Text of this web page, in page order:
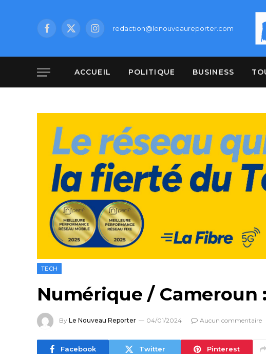
Facebook
X
Instagramredaction@lenouveaureporter.com
ACCUEIL POLITIQUE BUSINESS
TECH
Numérique / Cameroun
By Le Nouveau Reporter 04/01/2024 Aucun commentaire
Facebook Twitter Pinterest